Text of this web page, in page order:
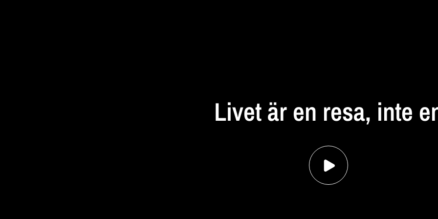
Livetären resa, inte
destination...